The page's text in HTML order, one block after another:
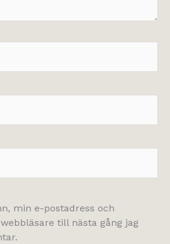
min e-postadress och
till nästa gång jag